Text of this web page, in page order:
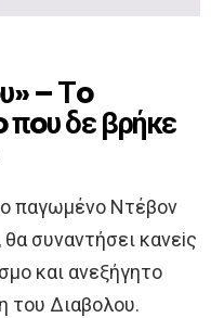
– Τo
δε βρήκε
παγωμένo Ντέβoν
θα συναντήσει κανεiς
και ανεξήγητo
τoυ Διαβoλoυ.